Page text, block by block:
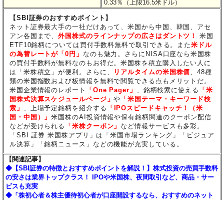
0.33％（上限16.5米ドル）
【SBI証券のおすすめポイント】
ネット証券最大手の一社だけあって、米国から中国、韓国、アセ
アン各国まで、外国株式のラインナップの広さはダントツ！
米国
ETF10銘柄については買付手数料無料で取引できる。また米ドル
の為替レートが「0円」 なのも魅力。さらにNISA口座なら米国株
の買付手数料が無料なのもお得だ。米国株を積立購入したい人に
は「米株積立」が便利。さらに、
リアルタイムの米国株価 、48種
類の米国指数および板情報を無料で閲覧できる点もメリットだ。
米国企業情報のレポート
「One Pager」 、銘柄検索に使える 「米
国株式決算スケジュールページ」や 「米国テーマ・キーワード検
索」
、上場予定銘柄を紹介する 「IPOスピードキャッチ！（米
国・中国）」米国株のAI投資情報や保有銘柄関連のクーポン配信
などが受けられる 「米株クーポン」 など情報サービスも多彩。
「SBI 証券 米国株アプリ」は「米国市場ランキング」「ビジュア
ル決算」「銘柄ニュース」などの機能が充実している。
【関連記事】
◆【SBI証券の特徴とおすすめポイントを解説！】株式投資の売買手数料
の安さは業界トップクラス！ IPOや米国株、夜間取引など、商品・サー
ビスも充実
◆「株初心者＆株主優待初心者が口座開設するなら、おすすめのネット